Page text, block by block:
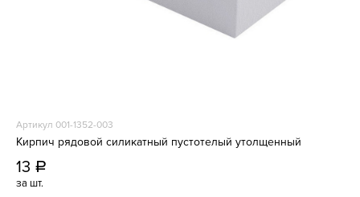
Артикул 001-1352-003
Кирпич рядовой силикатный пустотелый утолщенный
13 a
за шт.